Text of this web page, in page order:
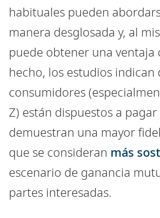
habituales pueden
manera desglosada y, al
puede obtener una ventaja
hecho, los estudios indican
consumidores
Z) están dispuestos a pagar
demuestran una mayor
que se consideran más
escenario de ganancia
partes interesadas.